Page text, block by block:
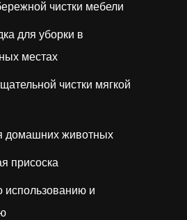
чистки мебели
для уборки в
местах
чистки мягкой
домашних животных
присоска
использованию и